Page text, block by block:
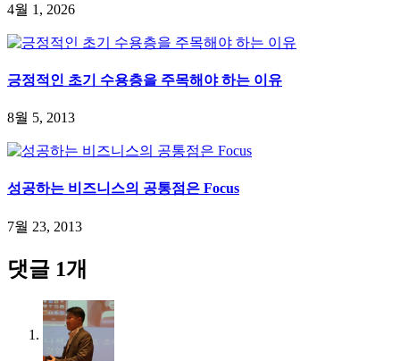
4월 1, 2026
긍정적인 초기 수용층을 주목해야 하는 이유
8월 5, 2013
성공하는 비즈니스의 공통점은 Focus
7월 23, 2013
댓글 1개